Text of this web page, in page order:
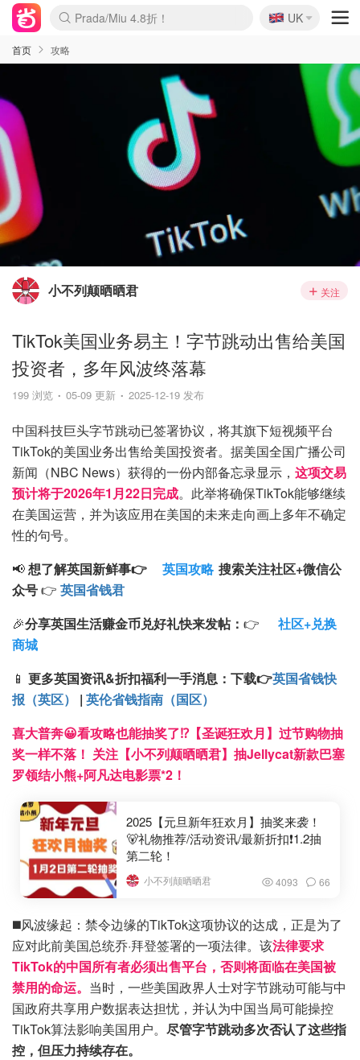
Prada/Miu 4.8折！
🇬🇧
UK
首页 攻略
小不列颠晒晒君 关注
TikTok美国业务易主！字节跳动出售给美国
投资者，多年风波终落幕
199 浏览 05-09 更新 2025-12-19 发布
中国科技巨头字节跳动已签署协议，将其旗下短视频平台
TikTok的美国业务出售给美国投资者。据美国全国广播公司
新闻（NBC News）获得的一份内部备忘录显示， 这项交易
预计将于2026年1月22日完成。此举将确保TikTok能够继续
在美国运营，并为该应用在美国的未来走向画上多年不确定
性的句号。
📢想了解英国新鲜事👉 英国攻略 搜索关注社区+微信公
众号👉 英国省钱君
🎉分享英国生活赚金币兑好礼快来发帖： 👉
社区+兑换
商城
📱 更多英国资讯&折扣福利一手消息： 下载👉英国省钱快
报（英区）
| 英伦省钱指南（国区）
喜大普奔😀看攻略也能抽奖了⁉️【圣诞狂欢月】过节购物抽
奖一样不落！ 关注【小不列颠晒晒君】抽Jellycat新款巴塞
罗领结小熊+阿凡达电影票*2！
2025【元旦新年狂欢月】抽奖来袭！
🐻礼物推荐/活动资讯/最新折扣❗1.2抽
第二轮！
小不列颠晒晒君 4093 66
◼️风波缘起：禁令边缘的TikTok这项协议的达成，正是为了
应对此前美国总统乔·拜登签署的一项法律。该法律要求
TikTok的中国所有者必须出售平台，否则将面临在美国被
禁用的命运。 当时，一些美国政界人士对字节跳动可能与中
国政府共享用户数据表达担忧，并认为中国当局可能操控
TikTok算法影响美国用户。 尽管字节跳动多次否认了这些指
控，但压力持续存在。